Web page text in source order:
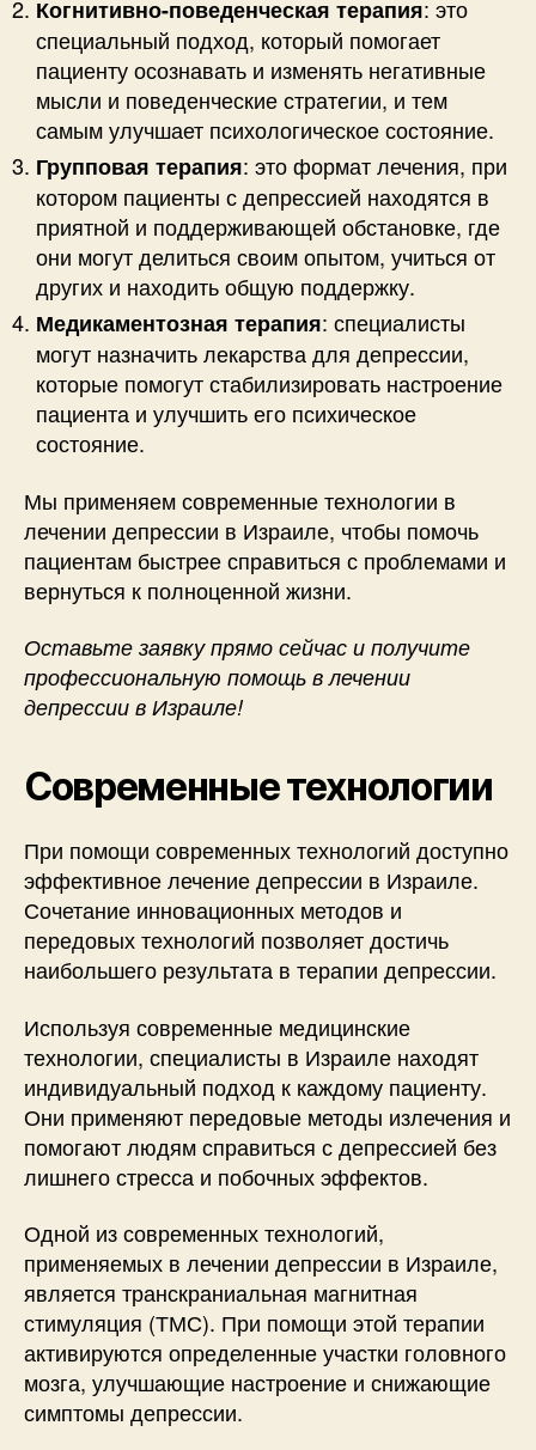
Когнитивно-поведенческая терапия: это
специальный подход, который помогает
пациенту осознавать и изменять негативные
мысли и поведенческие стратегии, и тем
самым улучшает психологическое состояние.
Групповая терапия: это формат лечения, при
котором пациенты с депрессией находятся в
приятной и поддерживающей обстановке, где
они могут делиться своим опытом, учиться от
других и находить общую поддержку.
Медикаментозная терапия: специалисты
могут назначить лекарства для депрессии,
которые помогут стабилизировать настроение
пациента и улучшить его психическое
состояние.
Мы применяем современные технологии в
лечении депрессии в Израиле, чтобы помочь
пациентам быстрее справиться с проблемами и
вернуться к полноценной жизни.
Оставьте заявку прямо сейчас и получите
профессиональную помощь в лечении
депрессии в Израиле!
Современные технологии
При помощи современных технологий доступно
эффективное лечение депрессии в Израиле.
Сочетание инновационных методов и
передовых технологий позволяет достичь
наибольшего результата в терапии депрессии.
Используя современные медицинские
технологии, специалисты в Израиле находят
индивидуальный подход к каждому пациенту.
Они применяют передовые методы излечения и
помогают людям справиться с депрессией без
лишнего стресса и побочных эффектов.
Одной из современных технологий,
применяемых в лечении депрессии в Израиле,
является транскраниальная магнитная
стимуляция (ТМС). При помощи этой терапии
активируются определенные участки головного
мозга, улучшающие настроение и снижающие
симптомы депрессии.